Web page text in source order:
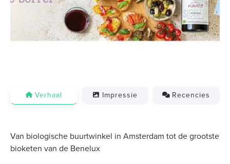
Verhaal Impressie Recencies
Van biologische buurtwinkel in Amsterdam tot de grootste
bioketen van de Benelux